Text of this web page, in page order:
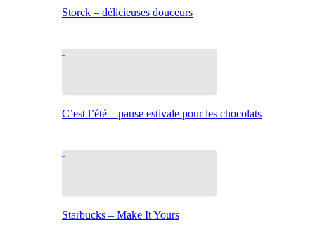
Storck – délicieuses douceurs
C’est l’été – pause estivale pour les chocolats
Starbucks – Make It Yours